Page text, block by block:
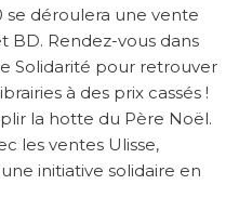
se déroulera une vente
BD. Rendez-vous dans
Solidarité pour retrouver
à des prix cassés !
la hotte du Père Noël.
les ventes Ulisse,
initiative solidaire en